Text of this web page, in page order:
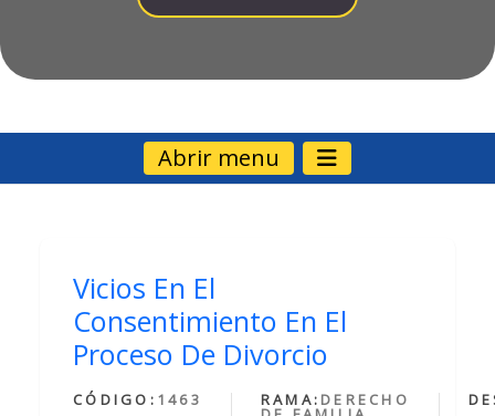
Abrir menu
Vicios En El
Consentimiento En El
Proceso De Divorcio
CÓDIGO: 1463 RAMA: DERECHO